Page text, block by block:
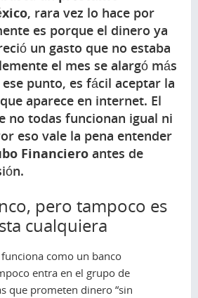
, rara vez lo hace por
es porque el dinero ya
un gasto que no estaba
el mes se alargó más
punto, es fácil aceptar la
aparece en internet. El
no todas funcionan igual ni
eso vale la pena entender
Financiero antes de
pero tampoco es
cualquiera
como un banco
entra en el grupo de
que prometen dinero “sin